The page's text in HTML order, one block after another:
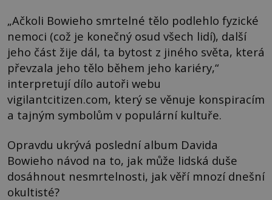
„Ačkoli Bowieho smrtelné tělo podlehlo fyzické
nemoci (což je konečný osud všech lidí), další
jeho část žije dál, ta bytost z jiného světa, která
převzala jeho tělo během jeho kariéry,“
interpretují dílo autoři webu
vigilantcitizen.com, který se věnuje konspiracím
a tajným symbolům v populární kultuře.
Opravdu ukrývá poslední album Davida
Bowieho návod na to, jak může lidská duše
dosáhnout nesmrtelnosti, jak věří mnozí dnešní
okultisté?